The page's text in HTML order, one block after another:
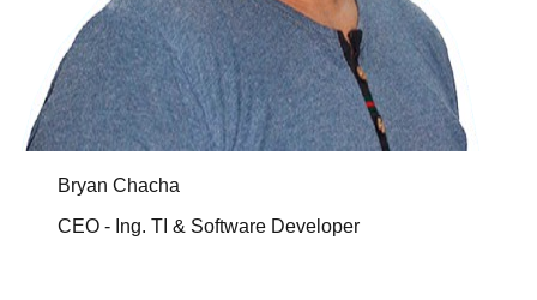
Bryan Chacha
CEO - Ing. TI & Software Developer